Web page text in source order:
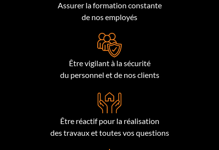
Assurer la formation constante
de nos employés
Être vigilant à la sécurité
du personnel et de nos clients
Être réactif pour la réalisation
des travaux et toutes vos questions